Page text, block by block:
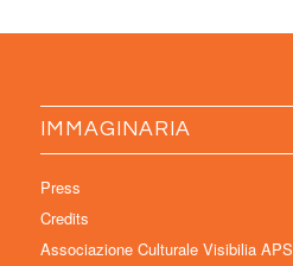
IMMAGINARIA
Press
Credits
Associazione Culturale Visibilia APS